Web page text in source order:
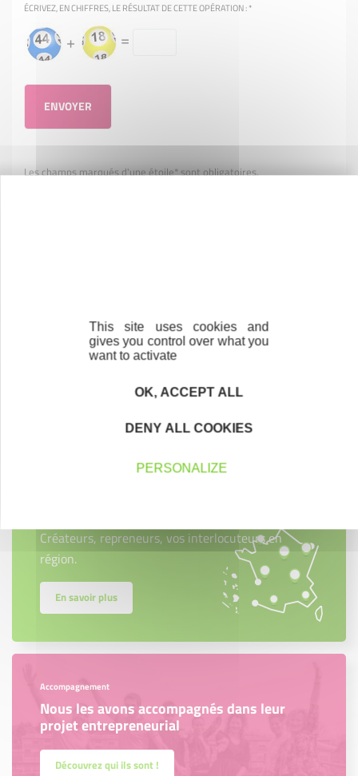
ÉCRIVEZ, EN CHIFFRES, LE RÉSULTAT DE CETTE OPÉRATION :*
+ =
Les champs marqués d'une étoile* sont obligatoires.
Cliquez ici
Créateurs, repreneurs, vos interlocuteurs en
région.
En savoir plus
Accompagnement
Nous les avons accompagnés dans leur
projet entrepreneurial
Découvrez qui ils sont !
This site uses cookies and
gives you control over what you
want to activate
OK, ACCEPT ALL
DENY ALL COOKIES
PERSONALIZE